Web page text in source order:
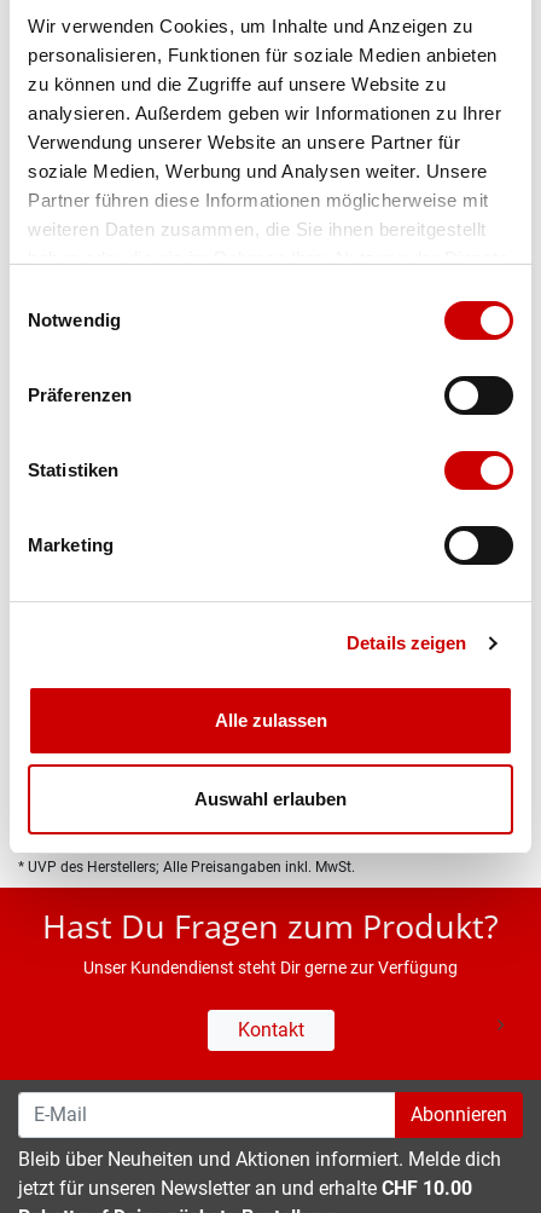
Wir verwenden Cookies, um Inhalte und Anzeigen zu
personalisieren, Funktionen für soziale Medien anbieten
zu können und die Zugriffe auf unsere Website zu
analysieren. Außerdem geben wir Informationen zu Ihrer
Verwendung unserer Website an unsere Partner für
soziale Medien, Werbung und Analysen weiter. Unsere
Partner führen diese Informationen möglicherweise mit
weiteren Daten zusammen, die Sie ihnen bereitgestellt
Notwendig
Präferenzen
Statistiken
Marketing
Details zeigen
Alle zulassen
Auswahl erlauben
Artikel-Nr.139617-1042-1001
Farbe cord-mocca Menge
Verfügbarkeit: Dieser Artikel ist derzeit nicht verfügbar.
IN DEN WARENKORB
Bis 17:00 Uhr bestellen: morgen geliefert - ab CHF 50.00
Eigenschaften
* UVP des Herstellers; Alle Preisangaben inkl. MwSt.
Hast Du Fragen zum Produkt?
Unser Kundendienst steht Dir gerne zur Verfügung
Kontakt
Abonnieren
Bleib über Neuheiten und Aktionen informiert. Melde dich
jetzt für unseren Newsletter an und erhalte CHF 10.00